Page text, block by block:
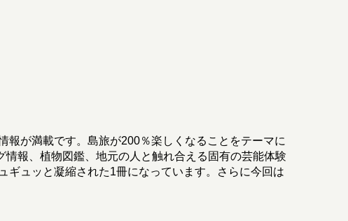
が満載です。島旅が200％楽しくなることをテーマに
情報、植物図鑑、地元の人と触れ合える固有の芸能体験
ギュッと凝縮された1冊になっています。さらに今回は